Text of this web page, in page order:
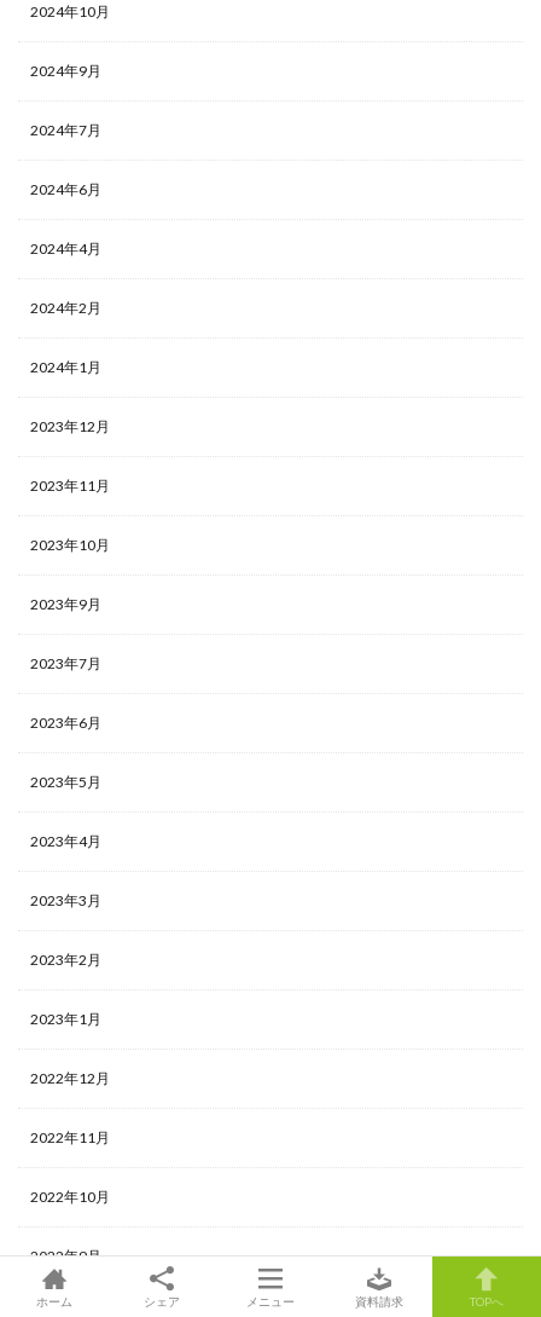
2024年10月
2024年9月
2024年7月
2024年6月
2024年4月
2024年2月
2024年1月
2023年12月
2023年11月
2023年10月
2023年9月
2023年7月
2023年6月
2023年5月
2023年4月
2023年3月
2023年2月
2023年1月
2022年12月
2022年11月
2022年10月
2022年9月
ホーム シェア メニュー 資料請求 TOPへ